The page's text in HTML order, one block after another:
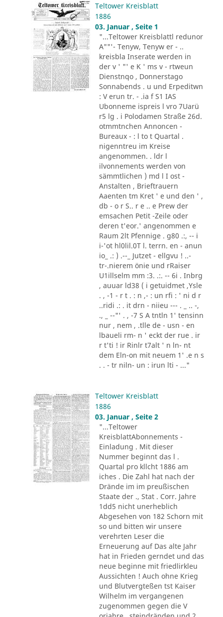
Teltower Kreisblatt
1886
03. Januar , Seite 1
"...Teltower Kreisblattl redunor
A""'- Tenyw, Tenyw er - ..
kreisbla Inserate werden in
der v ' "' e K ' ms v - rtweun
Dienstnqo , Donnerstago
Sonnabends . u und Erpeditwn
: V erun tr. - .ia f S1 IAS
Ubonneme ispreis l vro 7Uarü
r5 lg . i Polodamen Straße 26d.
otmmtnchen Annoncen -
Bureaux - : l to t Quartal .
nigenntreu im Kreise
angenommen. . ldr l
ilvonnements werden von
sämmtlichen ) md l I ost -
Anstalten , Brieftrauern
Aaenten tm Kret ' e und den ' ,
db - o r S.. r e .. e Prew der
emsachen Petit -Zeile oder
deren t'eor.' angenommen e
Raum 2lt Pfennige . g80 .:, -- i
i-'ot hl0lil.0T l. terrn. en - anun
io_ .: ) .--_ Jutzet - ellgvu ! ..-
tr-.nierem önie und rRaiser
U1illselm mm :3. .:. -- 6i . Inbrg
, auuar ld38 ( i getuidmet ,Ysle
. , -1 - r t . : n ,- : un rfi : ' ni d r
..ridi .: . it drn - niieu --- . _ .. -,
., _ --"' . , -7 S A tntln 1' tensinn
nur , nem , .tlle de - usn - en
lbaueli rm- n ' eckt der rue . ir
r t'ti ! ir Rinlr t7alt ' n ln- nt
dem Eln-on mit neuem 1' .e n s
. . - tr niln- un : irun lti - ..."
Teltower Kreisblatt
1886
03. Januar , Seite 2
"...Teltower
KreisblattAbonnements -
Einladung . Mit dieser
Nummer beginnt das l .
Quartal pro kllcht 1886 am
iches . Die Zahl hat nach der
Drände im im preußischen
Staate der ., Stat . Corr. Jahre
1dd5 nicht unerheblich
Abgesehen von 182 Schorn mit
so und bitten wir unsere
verehrten Leser die
Erneuerung auf Das alte Jahr
hat in Frieden gerndet und das
neue beginne mit friedlirkleu
Aussichten ! Auch ohne Krieg
und Blutvergteßen tst Kaiser
Wilhelm im vergangenen
zugenommen gegen die V